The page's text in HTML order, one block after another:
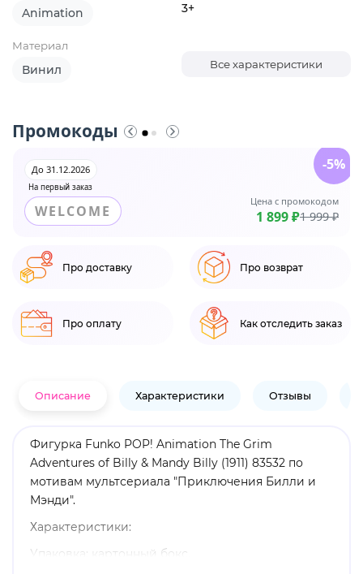
Animation 3+
Материал
Винил Все характеристики
Промокоды
На первый заказ
До 31.12.2026
WELCOME
Цена с промокодом
1 899 ₽1 999 ₽
-5%
Про доставку Про возврат
Про оплату Как отследить заказ
Описание Характеристики Отзывы
Фигурка Funko POP! Animation The Grim
Adventures of Billy & Mandy Billy (1911) 83532 по
мотивам мультсериала "Приключения Билли и
Мэнди".
Характеристики:
Упаковка: картонный бокс.